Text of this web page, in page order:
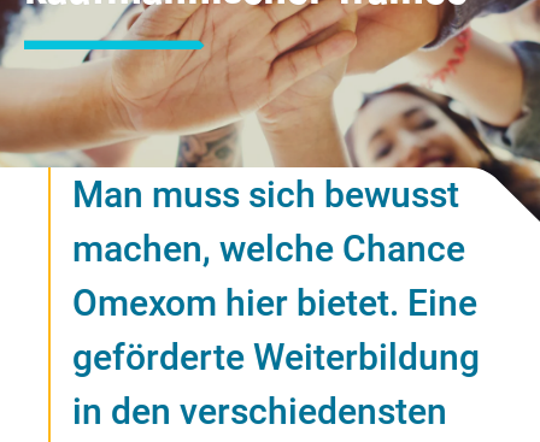
Projekte
News
Standorte
Karriere
facebookinstagramyoutubelinkedinxing
BARRIEREFREIHEIT
nach:
Man muss sich bewusst
machen, welche Chance
Omexom hier bietet. Eine
geförderte Weiterbildung
in den verschiedensten